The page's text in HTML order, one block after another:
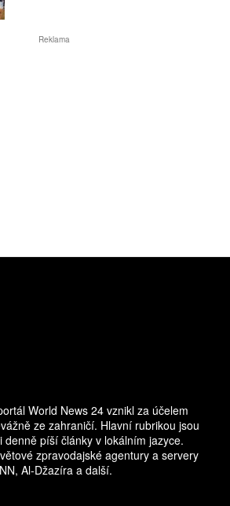
Reklama
World News 24 vznikl za účelem
ze zahraničí. Hlavní rubrikou jsou
denně píší články v lokálním jazyce.
zpravodajské agentury a servery
Al-Džazíra a další.